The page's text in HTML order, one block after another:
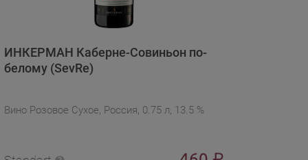
ИНКЕРМАН Каберне-Совиньон по-
белому (SevRe)
Вино Розовое Сухое, Россия, 0.75 л, 13.5 %